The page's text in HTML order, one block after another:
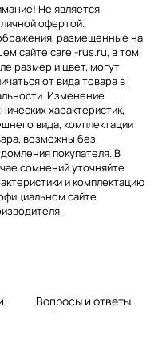
Не является
офертой.
размещенные на
сайте carel-rus.ru, в том
размер и цвет, могут
от вида товара в
Изменение
характеристик,
вида, комплектации
возможны без
покупателя. В
сомнений уточняйте
и комплектацию
сайте
Вопросы и ответы